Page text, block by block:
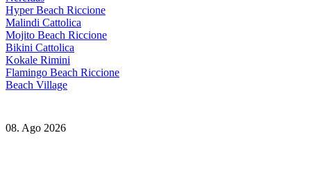
Hyper Beach Riccione
Malindi Cattolica
Mojito Beach Riccione
Bikini Cattolica
Kokale Rimini
Flamingo Beach Riccione
Beach Village
08. Ago 2026